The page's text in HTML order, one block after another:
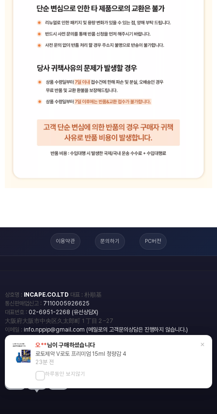
이용약관 문의하기 PC버전
상호명 : INCAPE.CO.LTD 대표 : 朴順基
통신판매업신고 : 7110005926625
대표번호 : 02-6951-2268 (유선상담X)
大阪府大阪市中央区久太郎町１丁目２−27
이메일 : info.nppip@gmail.com (메일로의 고객문의상담은 진행하지 않습니다.)
copyright
일본직구쇼핑몰 엔핍
2018 All rights reserved.
blog
오**님이 구매하셨습니다
로토제약 V로토 프리미엄 15ml 청량감 4
23분 전
하루동안 보지않기
×